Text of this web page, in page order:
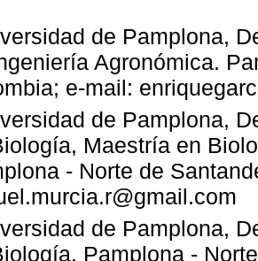
de Pamplona,
Agronómica.
e-mail:
de Pamplona,
Maestría en
- Norte de
de Pamplona,
Pamplona -